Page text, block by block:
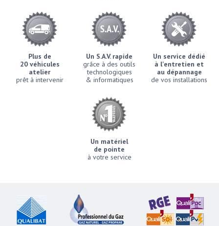
Plus de
20 véhicules
atelier
prêt à intervenir
Un S.A.V. rapide
grâce à des outils
technologiques
& informatiques
Un service dédié
à l'entretien et
au dépannage
de vos installations
Un matériel
de pointe
à votre service